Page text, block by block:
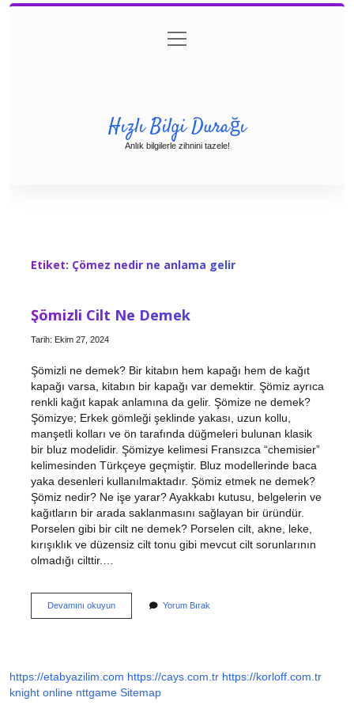
Gizlilik Politikası
menüyü
aç
Hızlı Bilgi Durağı
Anlık bilgilerle zihnini tazele!
Etiket: Çömez nedir ne anlama gelir
Şömizli Cilt Ne Demek
Tarih: Ekim 27, 2024
Şömizli ne demek? Bir kitabın hem kapağı hem de kağıt
kapağı varsa, kitabın bir kapağı var demektir. Şömiz ayrıca
renkli kağıt kapak anlamına da gelir. Şömize ne demek?
Şömizye; Erkek gömleği şeklinde yakası, uzun kollu,
manşetli kolları ve ön tarafında düğmeleri bulunan klasik
bir bluz modelidir. Şömizye kelimesi Fransızca “chemisier”
kelimesinden Türkçeye geçmiştir. Bluz modellerinde baca
yaka desenleri kullanılmaktadır. Şömiz etmek ne demek?
Şömiz nedir? Ne işe yarar? Ayakkabı kutusu, belgelerin ve
kağıtların bir arada saklanmasını sağlayan bir üründür.
Porselen gibi bir cilt ne demek? Porselen cilt, akne, leke,
kırışıklık ve düzensiz cilt tonu gibi mevcut cilt sorunlarının
olmadığı cilttir.…
Devamını okuyunŞömizli
Cilt
Yorum Bırak
https://etabyazilim.com https://cays.com.tr https://korloff.com.tr
knight online nttgame Sitemap